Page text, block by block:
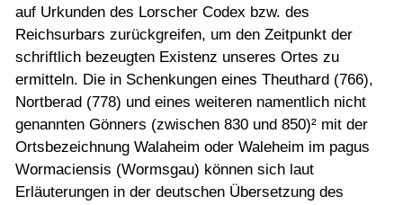
auf Urkunden des Lorscher Codex bzw. des
Reichsurbars zurückgreifen, um den Zeitpunkt der
schriftlich bezeugten Existenz unseres Ortes zu
ermitteln. Die in Schenkungen eines Theuthard (766),
Nortberad (778) und eines weiteren namentlich nicht
genannten Gönners (zwischen 830 und 850)² mit der
Ortsbezeichnung Walaheim oder Waleheim im pagus
Wormaciensis (Wormsgau) können sich laut
Erläuterungen in der deutschen Übersetzung des